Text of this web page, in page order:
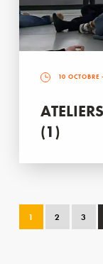
10 OCTOBRE
(1)
1 2 3